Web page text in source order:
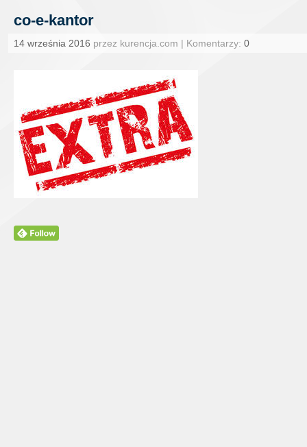
co-e-kantor
14 września 2016 przez kurencja.com | Komentarzy: 0